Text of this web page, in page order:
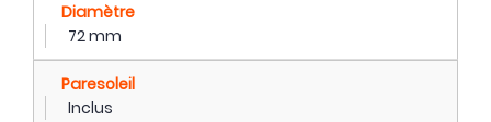
Diamètre
72 mm
Paresoleil
Inclus